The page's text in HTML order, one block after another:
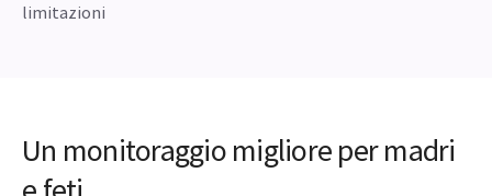
limitazioni
Un monitoraggio migliore per madri